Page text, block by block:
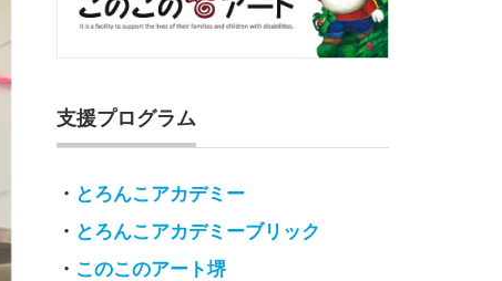
支援プログラム
・ とろんこアカデミー
・ とろんこアカデミーブリック
・ このこのアート堺